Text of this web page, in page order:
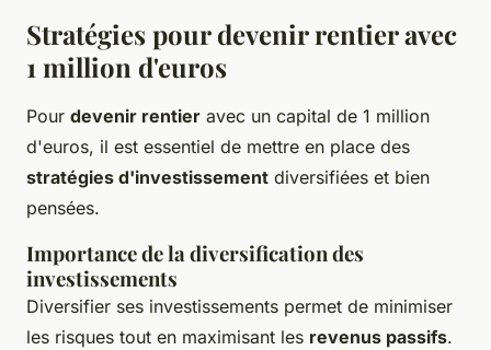
Stratégies pour devenir rentier avec
1 million d'euros
Pour devenir rentier avec un capital de 1 million
d'euros, il est essentiel de mettre en place des
stratégies d'investissement diversifiées et bien
pensées.
Importance de la diversification des
investissements
Diversifier ses investissements permet de minimiser
les risques tout en maximisant les revenus passifs.